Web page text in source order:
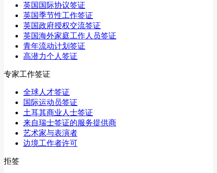
英国国际协议签证
英国季节性工作签证
英国政府授权交流签证
英国海外家庭工作人员签证
青年流动计划签证
高潜力个人签证
专家工作签证
全球人才签证
国际运动员签证
土耳其商业人士签证
来自瑞士签证的服务提供商
艺术家与表演者
边境工作者许可
拒签